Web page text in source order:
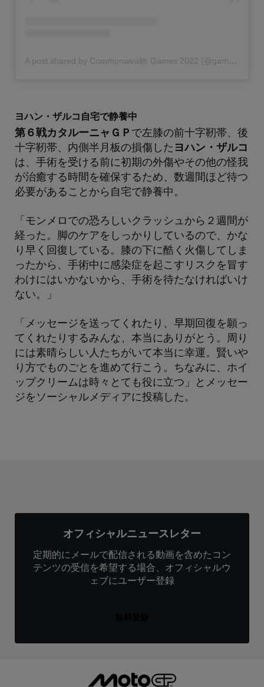
A post shared by Commonwealth Games 2022 (@gamescommonwealth)
ヨハン・ザルコ自宅で静養中
第６戦カタルーニャＧＰ で左膝の前十字靭帯、後
十字靭帯、内側半月板の損傷した ヨハン・ザルコ
は、手術を受ける前に初期の外傷やその他の怪我
が治癒する時間を確保するため、数週間ほど待つ
必要があることから自宅で静養中。
「モンメロでの恐ろしいクラッシュから２週間が
経った。脚のケアをしっかりしているので、かな
り早く回復している。膝の下に酷く火傷してしま
ったから、手術中に感染症を起こすリスクを冒す
わけにはいかないから、手術を待たなければいけ
ない。」
「メッセージを送ってくれたり、早期回復を願っ
てくれたりするみんな、本当にありがとう。周り
には素晴らしい人たちがいて本当に幸運。賢いや
り方でものごとを進めて行こう。ちなみに、ホイ
ップクリームは時々とても役に立つ」とメッセー
ジをソーシャルメディアに投稿した。
オフィシャルニュースレター
定期的にメールで配信される動画を含めたコン
テンツの受信を希望する場合、オフィシャルウ
ェブにユーザー登録